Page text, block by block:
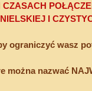
I
ograniczyć wasz
nazwać